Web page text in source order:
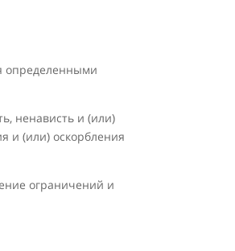
определенными
ненависть и (или)
и (или) оскорбления
ограничений и